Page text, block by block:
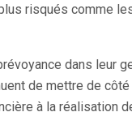
risqués comme
dans leur
de mettre de
à la réalisation